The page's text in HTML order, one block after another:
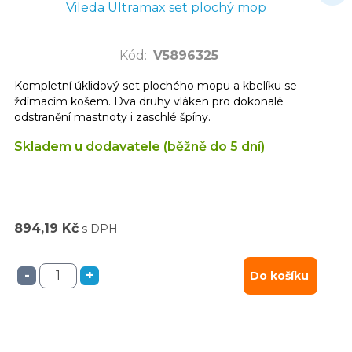
Vileda Ultramax set plochý mop
Kód : V5896325
Kompletní úklidový set plochého mopu a kbelíku se
ždímacím košem. Dva druhy vláken pro dokonalé
odstranění mastnoty i zaschlé špíny.
Skladem u dodavatele (běžně do 5 dní)
894,19 Kč s DPH
- + Do košíku